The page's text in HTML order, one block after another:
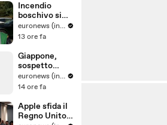
Incendio
boschivo si
estende in
una riserva
sud dei Paesi
Bassi
euronews (in Italiano)
13 ore fa
Giappone,
sospetto
colpo di
calore uccide
zoo Tama di
Tokyo
euronews (in Italiano)
14 ore fa
Apple sfida il
Regno Unito